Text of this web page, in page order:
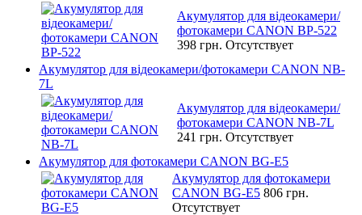
Акумулятор для відеокамери/
фотокамери CANON BP-522
398 грн. Отсутствует
Акумулятор для відеокамери/фотокамери CANON NB-
7L
Акумулятор для відеокамери/
фотокамери CANON NB-7L
241 грн. Отсутствует
Акумулятор для фотокамери CANON BG-E5
Акумулятор для фотокамери
CANON BG-E5 806 грн.
Отсутствует